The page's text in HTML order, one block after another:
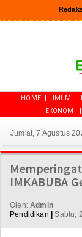
HOME UMUM
EKONOMI
Jum'at, 7 Agustus
IMKABUBA
Oleh:Admin
Pendidikan
Sabtu,